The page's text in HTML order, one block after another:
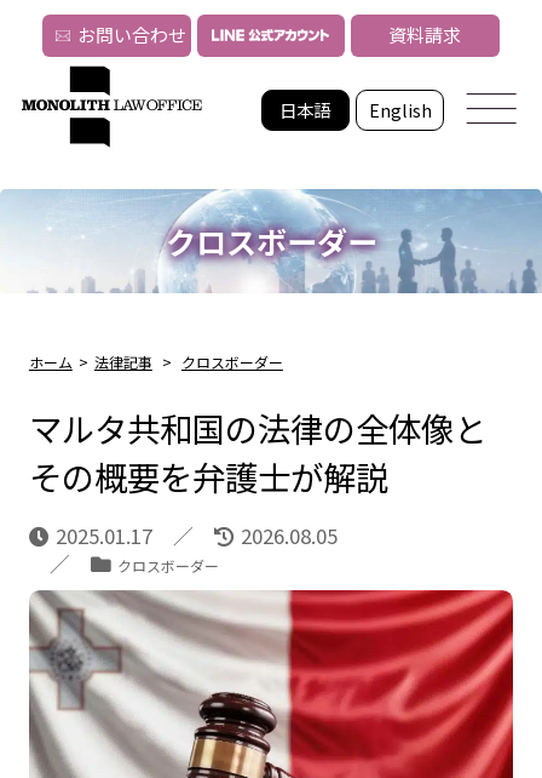
日本語 English
お問い合わせ 資料請求
クロスボーダー
ホーム > 法律記事 > クロスボーダー
マルタ共和国の法律の全体像と
その概要を弁護士が解説
2025.01.17 2026.08.05
クロスボーダー